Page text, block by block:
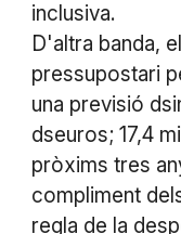
inclusiva.
D'altra banda,
pressupostari
una previsió
dseuros; 17,4
pròxims tres
compliment
regla de la